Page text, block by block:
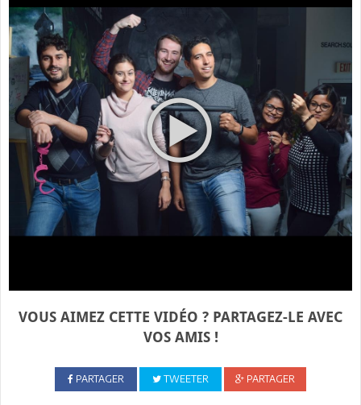
VOUS AIMEZ CETTE VIDÉO ? PARTAGEZ-LE AVEC
VOS AMIS !
PARTAGER TWEETER PARTAGER